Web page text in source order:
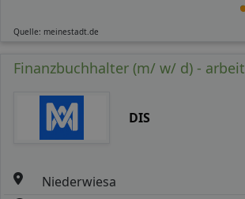
Quelle: meinestadt.de
Finanzbuchhalter (m/ w/ d) - arbeit
DIS
Niederwiesa